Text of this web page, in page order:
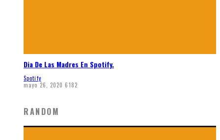
Dia De Las Madres En Spotify.
Spotify
mayo 26, 2020 6182
RANDOM